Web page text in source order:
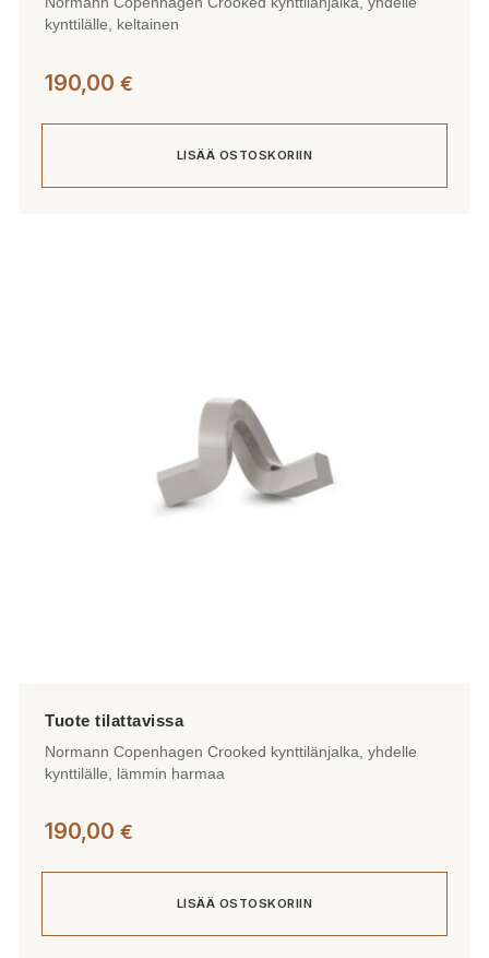
kynttilälle, keltainen
190,00 €
LISÄÄ OSTOSKORIIN
Normann Copenhagen Crooked kynttilänjalka, yhdelle
kynttilälle, lämmin harmaa
190,00 €
LISÄÄ OSTOSKORIIN